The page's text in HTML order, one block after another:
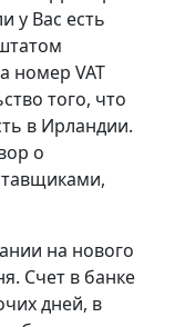
у Вас есть
номер VAT
того, что
в Ирландии.
о
на нового
Счет в банке
дней, в